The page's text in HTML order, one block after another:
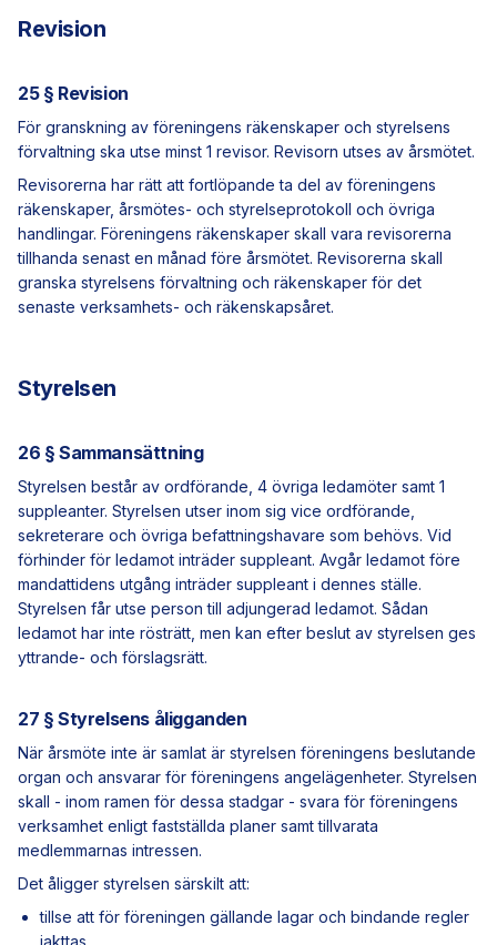
Revision
25 § Revision
För granskning av föreningens räkenskaper och styrelsens
förvaltning ska utse minst 1 revisor. Revisorn utses av årsmötet.
Revisorerna har rätt att fortlöpande ta del av föreningens
räkenskaper, årsmötes- och styrelseprotokoll och övriga
handlingar. Föreningens räkenskaper skall vara revisorerna
tillhanda senast en månad före årsmötet. Revisorerna skall
granska styrelsens förvaltning och räkenskaper för det
senaste verksamhets- och räkenskapsåret.
Styrelsen
26 § Sammansättning
Styrelsen består av ordförande, 4 övriga ledamöter samt 1
suppleanter. Styrelsen utser inom sig vice ordförande,
sekreterare och övriga befattningshavare som behövs. Vid
förhinder för ledamot inträder suppleant. Avgår ledamot före
mandattidens utgång inträder suppleant i dennes ställe.
Styrelsen får utse person till adjungerad ledamot. Sådan
ledamot har inte rösträtt, men kan efter beslut av styrelsen ges
yttrande- och förslagsrätt.
27 § Styrelsens åligganden
När årsmöte inte är samlat är styrelsen föreningens beslutande
organ och ansvarar för föreningens angelägenheter. Styrelsen
skall - inom ramen för dessa stadgar - svara för föreningens
verksamhet enligt fastställda planer samt tillvarata
medlemmarnas intressen.
Det åligger styrelsen särskilt att:
tillse att för föreningen gällande lagar och bindande regler
iakttas